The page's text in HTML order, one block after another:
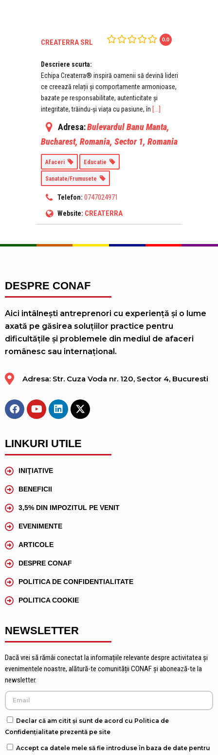
CREATERRA SRL 0.0
Descriere scurta:
Echipa Createrra® inspiră oamenii să devină lideri
ce creează relații și comportamente armonioase,
bazate pe responsabilitate, autenticitate și
integritate, trăindu-și viața cu pasiune, în [...]
Adresa:Bulevardul Banu Manta,
Bucharest, Romania, Sector 1, Romania
Afaceri Educatie
Sanatate/Frumusete
Telefon: 0747024971
Website: CREATERRA
DESPRE CONAF
Aici intâlnești antreprenori cu experiență și o lume
axată pe găsirea soluțiilor practice pentru
dificultățile și problemele din mediul de afaceri
românesc sau internațional.
Adresa: Str. Cuza Voda nr. 120, Sector 4, Bucuresti
LINKURI UTILE
INIŢIATIVE
BENEFICII
3,5% DIN IMPOZITUL PE VENIT
EVENIMENTE
ARTICOLE
DESPRE CONAF
POLITICA DE CONFIDENTIALITATE
POLITICA COOKIE
NEWSLETTER
Dacă vrei să rămâi conectat la informațiile relevante despre activitatea și
evenimentele noastre, alătură-te comunității CONAF și abonează-te la
newsletter.
Declar că am citit și sunt de acord cu Politica de
Confidențialitate prezentă pe site
Accept ca datele mele să fie introduse în baza de date pentru